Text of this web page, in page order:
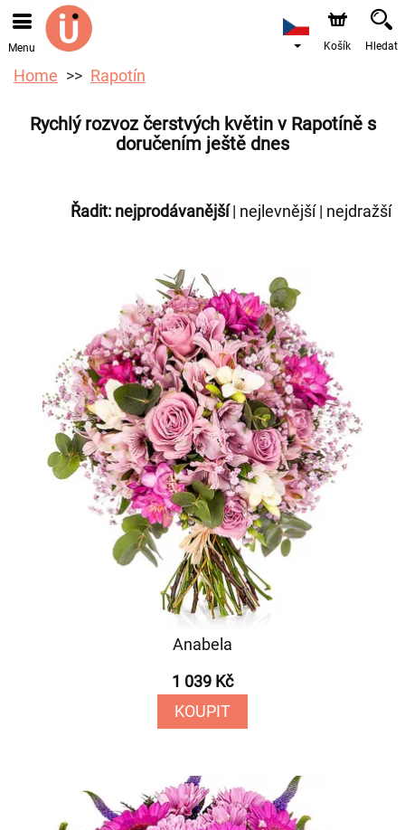
Objednávky přes e-shop přijímáme. Nejbližší možné
doručení je od 10.8.2026 z důvodu dovolené.
Menu Košík Hledat
Home Rapotín
Rychlý rozvoz čerstvých květin v Rapotíně s
doručením ještě dnes
Řadit: nejprodávanější| nejlevnější| nejdražší
Anabela
1 039 Kč
KOUPIT